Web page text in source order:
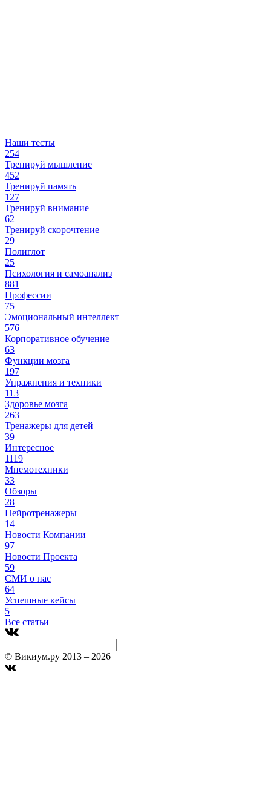
Наши тесты
254
Тренируй мышление
452
Тренируй память
127
Тренируй внимание
62
Тренируй скорочтение
29
Полиглот
25
Психология и самоанализ
881
Профессии
75
Эмоциональный интеллект
576
Корпоративное обучение
63
Функции мозга
197
Упражнения и техники
113
Здоровье мозга
263
Тренажеры для детей
39
Интересное
1119
Мнемотехники
33
Обзоры
28
Нейротренажеры
14
Новости Компании
97
Новости Проекта
59
СМИ о нас
64
Успешные кейсы
5
Все статьи
© Викиум.ру 2013 – 2026